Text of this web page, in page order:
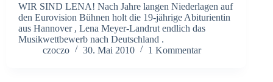
WIR SIND LENA! Nach Jahre langen Niederlagen auf
den Eurovision Bühnen holt die 19-jährige Abiturientin
aus Hannover , Lena Meyer-Landrut endlich das
Musikwettbewerb nach Deutschland .
czoczo
30. Mai 2010 1 Kommentar